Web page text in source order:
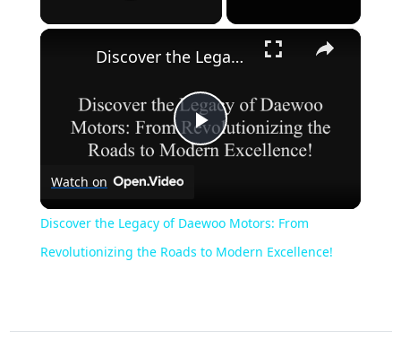
×
Play
Discover the Legacy of Daewoo Motors: From Revolutionizing the Roads to Modern Excellence!
Watch on
Discover the Legacy of Daewoo Motors: From
Revolutionizing the Roads to Modern Excellence!